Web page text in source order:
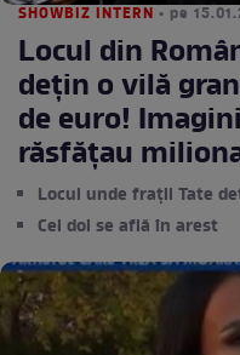
SHOWBIZ INTERN • pe
Locul din
dețin o vilă
de euro!
răsfățau
Locul unde frații Tate
Cei doi se află în arest